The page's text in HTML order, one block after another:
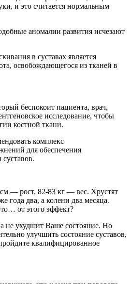
и это считается нормальным
аномалии развития исчезают
в суставах является
освобождающегося из тканей в
беспокоит пациента, врач,
исследование, чтобы
костной ткани.
комплекс
для обеспечения
— рост, 82-83 кг — вес. Хрустят
года два, а колени два месяца.
от этого эффект?
не ухудшит Ваше состояние. Но
улучшить состояние суставов,
квалифицированное